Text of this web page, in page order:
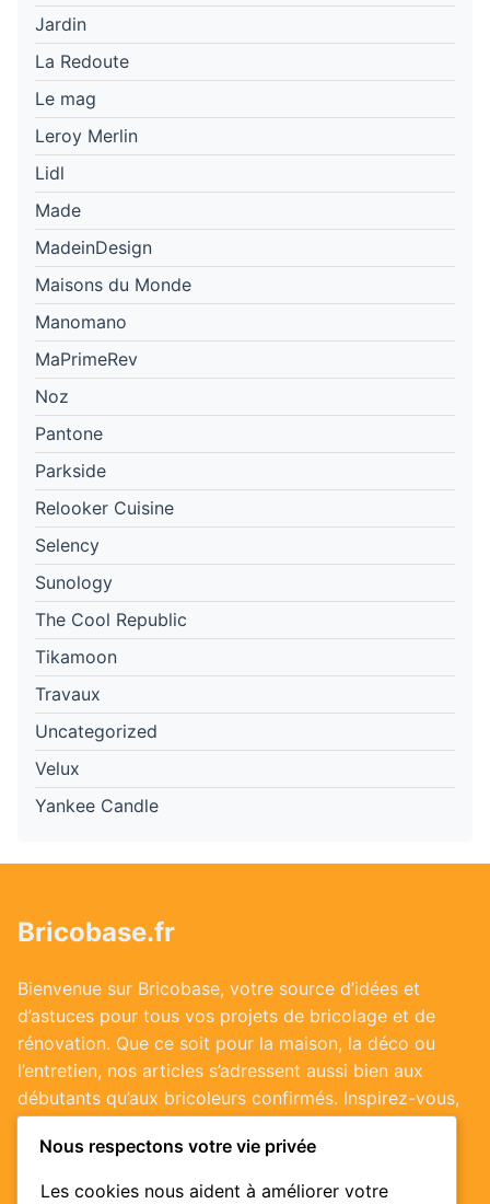
Jardin
La Redoute
Le mag
Leroy Merlin
Lidl
Made
MadeinDesign
Maisons du Monde
Manomano
MaPrimeRev
Noz
Pantone
Parkside
Relooker Cuisine
Selency
Sunology
The Cool Republic
Tikamoon
Travaux
Uncategorized
Velux
Yankee Candle
Bricobase.fr
Bienvenue sur Bricobase, votre source d’idées et
d’astuces pour tous vos projets de bricolage et de
rénovation. Que ce soit pour la maison, la déco ou
l’entretien, nos articles s’adressent aussi bien aux
débutants qu’aux bricoleurs confirmés. Inspirez-vous,
passez à l’action et valorisez votre habitat !
Nous respectons votre vie privée
Les cookies nous aident à améliorer votre